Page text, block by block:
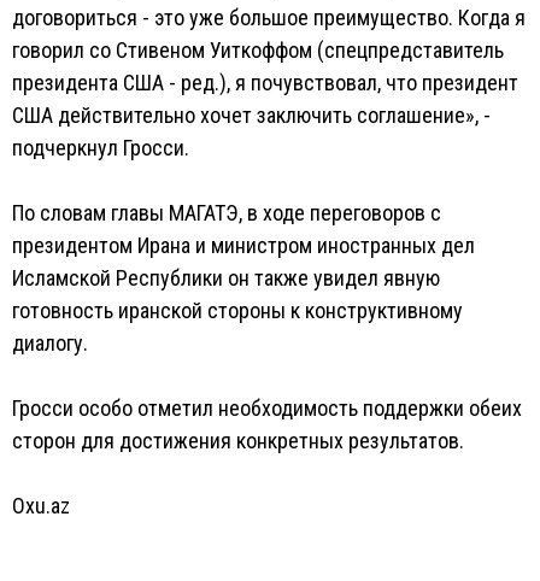
договориться - это уже большое преимущество. Когда я
говорил со Стивеном Уиткоффом (спецпредставитель
президента США - ред.), я почувствовал, что президент
США действительно хочет заключить соглашение», -
подчеркнул Гросси.
По словам главы МАГАТЭ, в ходе переговоров с
президентом Ирана и министром иностранных дел
Исламской Республики он также увидел явную
готовность иранской стороны к конструктивному
диалогу.
Гросси особо отметил необходимость поддержки обеих
сторон для достижения конкретных результатов.
Oxu.az